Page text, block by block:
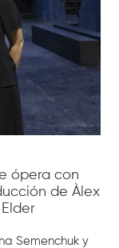
ópera con
de Àlex
Semenchuk y